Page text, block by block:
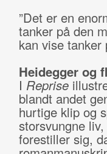
”Det er en
tanker på den
kan vise tanker
Heidegger og
I Reprise
blandt andet
hurtige klip og
storsvungne
forestiller sig,